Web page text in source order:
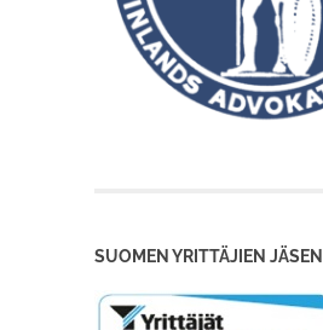
SUOMEN YRITTÄJIEN JÄSEN